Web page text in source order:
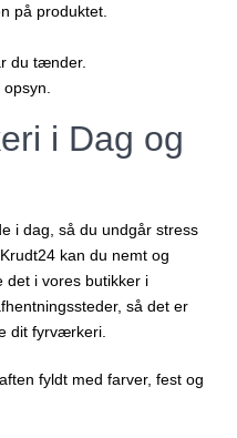
på produktet.
du tænder.
i Dag og
i dag, så du undgår stress
kan du nemt og
det i vores butikker i
så det er
dit fyrværkeri.
fyldt med farver, fest og